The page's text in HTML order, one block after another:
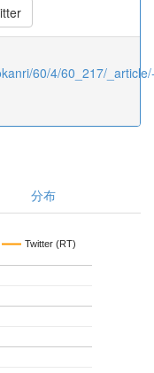
60/4/60_217/
分布
Twitter (RT)